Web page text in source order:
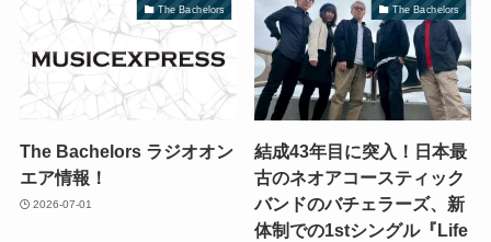
The Bachelors
The Bachelors ラジオオン
エア情報！
2026-07-01
The Bachelors
結成43年目に突入！日本最
古のネオアコースティック
バンドのバチェラーズ、新
体制での1stシングル『Life